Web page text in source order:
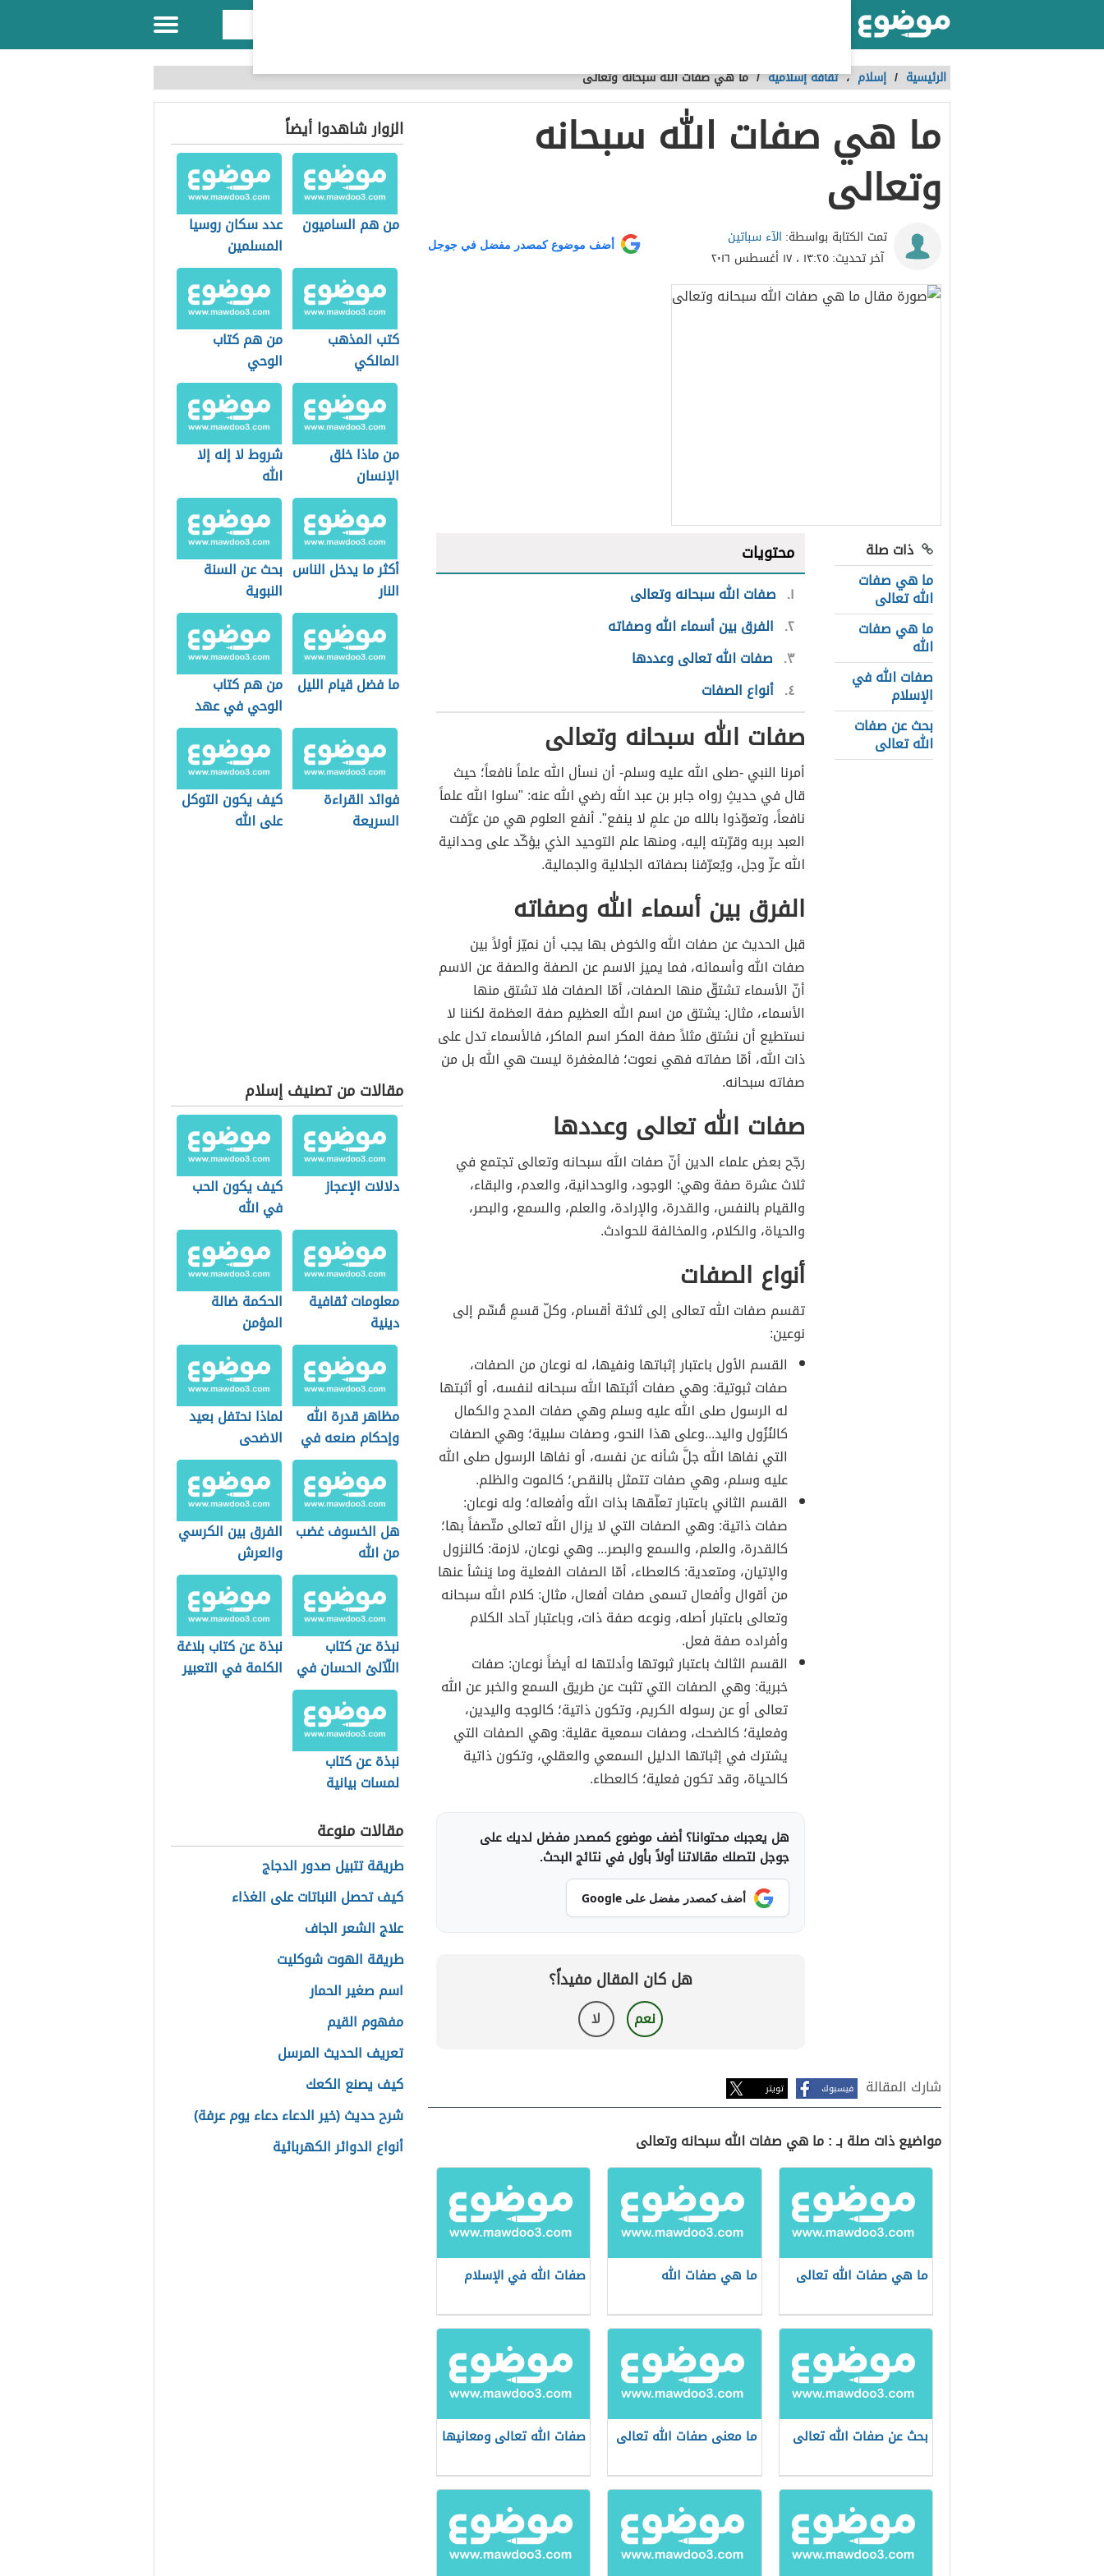
الرئيسية / إسلام ،ثقافة إسلامية /ما هي صفات الله سبحانه وتعالى
ما هي صفات الله سبحانه
وتعالى
تمت الكتابة بواسطة: الآء سباتين
آخر تحديث:١٣:٢٥ ، ١٧ أغسطس ٢٠١٦
أضف موضوع كمصدر مفضل في جوجل
ذات صلة
ما هي صفات
الله تعالى
ما هي صفات
الله
صفات الله في
الإسلام
بحث عن صفات
الله تعالى
محتويات
١ صفات الله سبحانه وتعالى
٢ الفرق بين أسماء الله وصفاته
٣ صفات الله تعالى وعددها
٤ أنواع الصفات
صفات الله سبحانه وتعالى
أمرنا النبي -صلى الله عليه وسلم- أن نسأل الله علماً نافعاً؛ حيث
قال في حديثٍ رواه جابر بن عبد الله رضي الله عنه: "سلوا الله علماً
نافعاً، وتعوّذوا بالله من علمٍ لا ينفع". أنفع العلوم هي من عرَّفت
العبد بربه وقرّبته إليه، ومنها علم التوحيد الذي يؤكّد على وحدانية
الله عزّ وجل، ويُعرّفنا بصفاته الجلالية والجمالية.
الفرق بين أسماء الله وصفاته
قبل الحديث عن صفات الله والخوض بها يجب أن نميّز أولاً بين
صفات الله وأسمائه، فما يميز الاسم عن الصفة والصفة عن الاسم
أنّ الأسماء تشتقّ منها الصفات، أمّا الصفات فلا تشتق منها
الأسماء، مثال: يشتق من اسم الله العظيم صفة العظمة لكننا لا
نستطيع أن نشتق مثلاً صفة المكر اسم الماكر، فالأسماء تدل على
ذات الله، أمّا صفاته فهي نعوت؛ فالمغفرة ليست هي الله بل من
صفاته سبحانه.
صفات الله تعالى وعددها
رجّح بعض علماء الدين أنّ صفات الله سبحانه وتعالى تجتمع في
ثلاث عشرة صفة وهي: الوجود، والوحدانية، والعدم، والبقاء،
والقيام بالنفس، والقدرة، والإرادة، والعلم، والسمع، والبصر،
والحياة، والكلام، والمخالفة للحوادث.
أنواع الصفات
تقسم صفات الله تعالى إلى ثلاثة أقسام، وكلّ قسمٍ قُسِّم إلى
نوعين:
القسم الأول باعتبار إثباتها ونفيها، له نوعان من الصفات،
صفات ثبوتية: وهي صفات أثبتها الله سبحانه لنفسه، أو أثبتها
له الرسول صلى الله عليه وسلم وهي صفات المدح والكمال
كالنُزُول واليد...وعلى هذا النحو، وصفات سلبية؛ وهي الصفات
التي نفاها الله جلَّ شأنه عن نفسه، أو نفاها الرسول صلى الله
عليه وسلم، وهي صفات تتمثل بالنقص؛ كالموت والظلم.
القسم الثاني باعتبار تعلّقها بذات الله وأفعاله؛ وله نوعان:
صفات ذاتية: وهي الصفات التي لا يزال الله تعالى متّصفاً بها؛
كالقدرة، والعلم، والسمع والبصر... وهي نوعان، لازمة: كالنزول
والإتيان، ومتعدية: كالعطاء، أمّا الصفات الفعلية وما يَنشأ عنها
من أقوال وأفعال تسمى صفات أفعال، مثال: كلام الله سبحانه
وتعالى باعتبار أصله، ونوعه صفة ذات، وباعتبار آحاد الكلام
وأفراده صفة فعل.
القسم الثالث باعتبار ثبوتها وأدلتها له أيضاً نوعان: صفات
خبرية: وهي الصفات التي تثبت عن طريق السمع والخبر عن الله
تعالى أو عن رسوله الكريم، وتكون ذاتية؛ كالوجه واليدين،
وفعلية؛ كالضحك، وصفات سمعية عقلية: وهي الصفات التي
يشترك في إثباتها الدليل السمعي والعقلي، وتكون ذاتية
كالحياة، وقد تكون فعلية؛ كالعطاء.
هل يعجبك محتوانا؟ أضف موضوع كمصدر مفضل لديك على
جوجل لتصلك مقالاتنا أولاً بأول في نتائج البحث.
أضف كمصدر مفضل على Google
هل كان المقال مفيداً؟
نعم لا
شارك المقالة فيسبوك تويتر
مواضيع ذات صلة بـ : ما هي صفات الله سبحانه وتعالى
ما هي صفات الله تعالى ما هي صفات الله صفات الله في الإسلام
بحث عن صفات الله تعالى ما معنى صفات الله تعالى صفات الله تعالى ومعانيها
الزوار شاهدوا أيضاً
من هم الساميون
عدد سكان روسيا
المسلمين
كتب المذهب
المالكي
من هم كتاب
الوحي
من ماذا خلق
الإنسان
شروط لا إله إلا
الله
أكثر ما يدخل الناس
النار
بحث عن السنة
النبوية
ما فضل قيام الليل
من هم كتاب
الوحي في عهد
الرسول
فوائد القراءة
السريعة
كيف يكون التوكل
على الله
مقالات من تصنيف إسلام
دلالات الإعجاز
كيف يكون الحب
في الله
معلومات ثقافية
دينية
الحكمة ضالة
المؤمن
مظاهر قدرة الله
وإحكام صنعه في
الكون
لماذا نحتفل بعيد
الاضحى
هل الخسوف غضب
من الله
الفرق بين الكرسي
والعرش
نبذة عن كتاب
اللّآلئ الحسان في
علوم القرآن
نبذة عن كتاب بلاغة
الكلمة في التعبير
نبذة عن كتاب
لمسات بيانية
مقالات منوعة
طريقة تتبيل صدور الدجاج
كيف تحصل النباتات على الغذاء
علاج الشعر الجاف
طريقة الهوت شوكليت
اسم صغير الحمار
مفهوم القيم
تعريف الحديث المرسل
كيف يصنع الكعك
شرح حديث (خير الدعاء دعاء يوم عرفة)
أنواع الدوائر الكهربائية